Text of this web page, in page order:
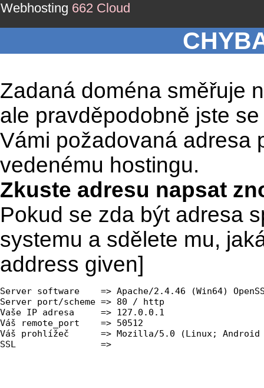
Webhosting 662 Cloud
Zadaná doména směřuje
ale pravděpodobně jste
Vámi požadovaná adresa
vedenému hostingu.
Zkuste adresu napsat
Pokud se zda být adresa
systemu a sdělete mu,
address given]
Server software    => Apache/2.4.46 (Win64)
Server port/scheme => 80 / http
Vaše IP adresa     => 127.0.0.1
Váš remote_port    => 50512
Váš prohlížeč      => Mozilla/5.0 (Linux; Android
SSL                =>